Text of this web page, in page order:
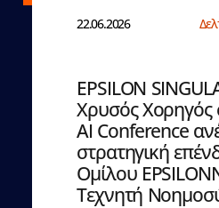
22.06.2026
EPSILON
Χρυσός Χορηγός
AI Conference
στρατηγική
Ομίλου
Τεχνητή